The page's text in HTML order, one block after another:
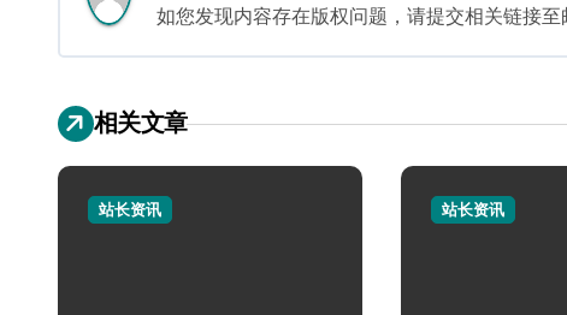
如您发现内容存在版权问题，请提交相关链接
相关文章
站长资讯 站长资讯